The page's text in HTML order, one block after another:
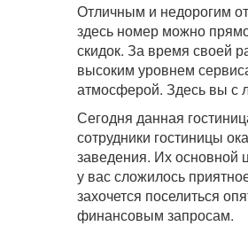
Отличным и недорогим
здесь номер можно
скидок. За время своей
высоким уровнем
атмосферой. Здесь вы с
Сегодня данная
сотрудники гостиницы
заведения. Их основной
у вас сложилось
захочется поселиться
финансовым запросам.